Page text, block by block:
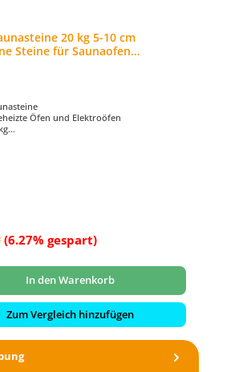
20 kg 5-10 cm
Steine für Saunaofen
Öfen und Elektroöfen
(6.27% gespart)
In den Warenkorb
Zum Vergleich hinzufügen